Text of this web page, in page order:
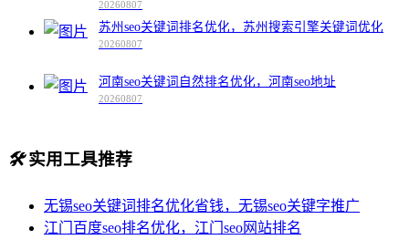
20260807
苏州seo关键词排名优化，苏州搜索引擎关键词优化
20260807
河南seo关键词自然排名优化，河南seo地址
20260807
🛠️实用工具推荐
无锡seo关键词排名优化省钱，无锡seo关键字推广
江门百度seo排名优化，江门seo网站排名